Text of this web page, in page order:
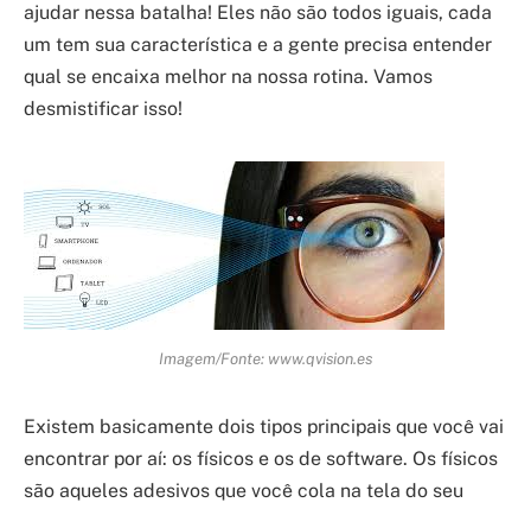
ajudar nessa batalha! Eles não são todos iguais, cada
um tem sua característica e a gente precisa entender
qual se encaixa melhor na nossa rotina. Vamos
desmistificar isso!
Imagem/Fonte: www.qvision.es
Existem basicamente dois tipos principais que você vai
encontrar por aí: os físicos e os de software. Os físicos
são aqueles adesivos que você cola na tela do seu